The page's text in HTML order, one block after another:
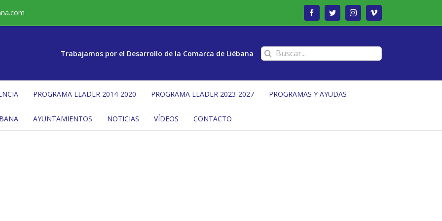
FacebookTwitterInstagramVimeo
Trabajamos por el Desarrollo de la Comarca de Liébana Buscar:
PROGRAMA LEADER 2014-2020 PROGRAMA LEADER 2023-2027 PROGRAMAS Y AYUDAS
AYUNTAMIENTOS NOTICIAS VÍDEOS CONTACTO